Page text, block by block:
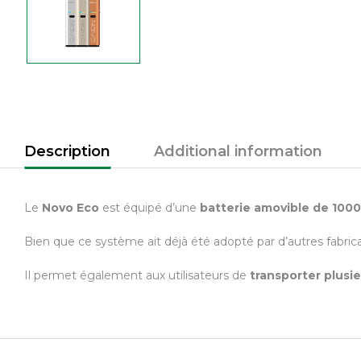
Description Additional information
Le Novo Eco est équipé d’une batterie amovible de
Bien que ce système ait déjà été adopté par d’autres
Il permet également aux utilisateurs de transporter